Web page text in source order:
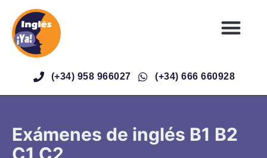
(+34) 958 966027 (+34) 666 660928
Exámenes de inglés B1 B2